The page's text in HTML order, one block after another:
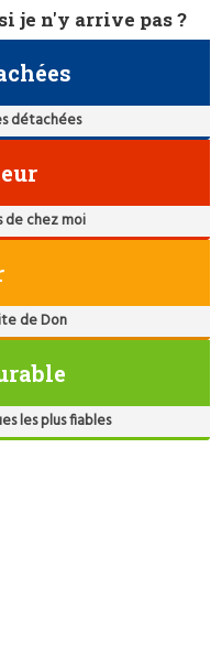
je n'y arrive pas ?
détachées
de chez moi
de Don
les plus fiables